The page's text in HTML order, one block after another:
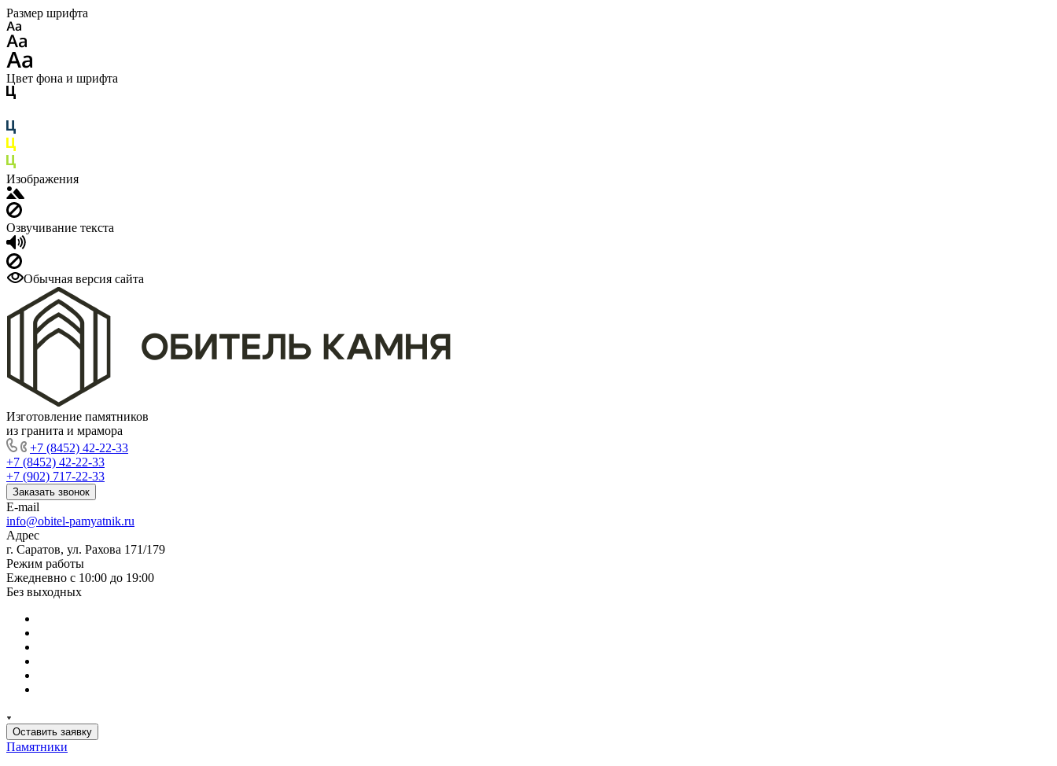
Размер шрифта
Цвет фона и шрифта
Изображения
Озвучивание текста
Обычная версия сайта
Изготовление памятников
из гранита и мрамора
+7 (8452) 42-22-33
+7 (8452) 42-22-33
+7 (902) 717-22-33
Заказать звонок
E-mail
info@obitel-pamyatnik.ru
Адрес
г. Саратов, ул. Рахова 171/179
Режим работы
Ежедневно с 10:00 до 19:00
Без выходных
Оставить заявку
Памятники